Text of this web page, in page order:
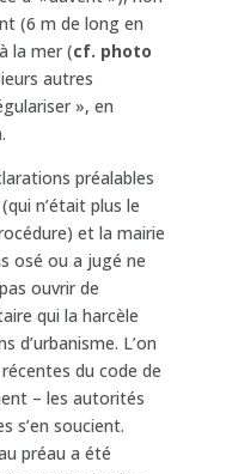
(6 m de long en
la mer (cf. photo
autres
», en
préalables
n’était plus le
et la mairie
osé ou a jugé ne
ouvrir de
qui la harcèle
d’urbanisme. L’on
du code de
– les autorités
s’en soucient.
préau a été